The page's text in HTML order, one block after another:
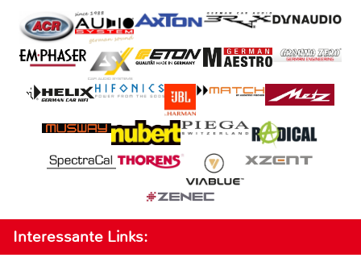
Interessante Links: